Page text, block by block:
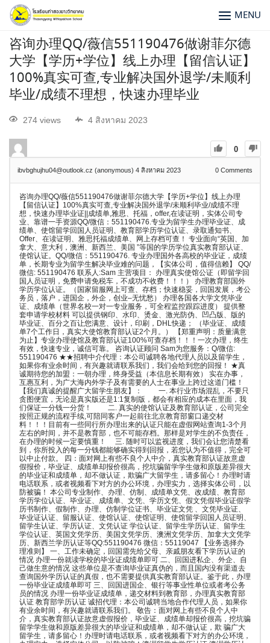
MENU
咨询办理QQ/薇信551190476做谢菲尔德
大学【学历+学位】线上办理【留信认证】
100%真实可查,专业解决国外退学/未顺利
毕业/成绩不理想，快速办理毕业
274 views 4 สิงหาคม 2023
0
ibvbghujhu04@outlook.cz (anonymous) 4 สิงหาคม 2023 0 Comments
咨询办理QQ/薇信551190476做谢菲尔德大学【学历+学位】线上办理
【留信认证】100%真实可查,专业解决国外退学/未顺利毕业/成绩不理
想，快速办理毕业证||成绩单,雅思、托福，offer,在读证明，实体公司专
业、靠谱一手资源QQ/微信：551190476.专业为留学生办理毕业证、成
绩单、使馆留学回国人员证明、教育部学历学位认证、录取通知书、
Offer、在读证明、雅思托福成绩单、网上存档可查！ 专业面向“英国、加
拿大、意大利，澳洲、新西兰、美国 ”等国的学历学位真实教育部认证、
使馆认证。QQ/微信：551190476. 专业办理国外各高校的毕业证，成绩
单，长期专业为留学生解决毕业难的问题，【实体公司，值得信赖】 QQ/
微信: 551190476 联系人:Sam 主营项目： 办理真实使馆公证（即留学回
国人员证明，免费申请免税车，不成功不收费！！！） 办理教育部国外
学历学位认证。（国家留服网上可查、存档；快速稳妥，回国发展，考公
务员，落户，进国企，外企，创业–无忧愁） 办理各国各大学文凭毕业
证、成绩单（世界名校一对一专业服务，可全程监控跟踪进度） 提供整
套申请学校材料 可以提供钢印、水印、烫金、激光防伪、凹凸版、版的
毕业证、百分之百让您满意、设计，印刷，DHL快递； （毕业证、成绩
单7个工作日，真实大使馆教育部认证2个月。） 【郑重声明：质量满意
为止】专业办理使馆及教育部认证100%可查存档！！！一次办理，终生
有效，快速专业，诚信可靠。 咨询认证顾问 Sam为您服务：Q/微信:
551190476 ★★招聘中介代理：本公司诚聘各地代理人员以及留学生，
如果你有业余时间，有兴趣就请联系我们，我们会给到您的回报！ ★真
诚期待您的加盟：一朝办理，终身受益（本信息长期有效） 实在办事，
互惠互利，为广大海内外学子及有需要的人士在事业上跨过这道门槛！
【我们真诚的提醒广大留学生朋友】： 一. 本行业市场混乱，不要只
贪图便宜，无论是真实版还是1:1复制版，都会有相应的成本在里面，我
们保证一分钱一分货！ 二. 真实的使馆认证及教育部认证，公司完全
按照正规的流程手续,可陪同客户一起前往北京教育部窗口递交材
料！！！目前有一些同行所办理出来的认证只能在虚假网站查询1-3个月
左右的时间，并不是教育部，也不可能存档。那样是对学生的不负责任，
在办理的时候一定要慎重！ 三. 随时可以监视进度，我们会让您清楚看
到，你所投入的每一分钱都能够确实得到回报，若您认为不值得，完全可
以中止付款。 四：面对网上有些不良个人中介，真实教育部认证故意虚
假报价，毕业证、成绩单却报价很高，挖坑骗留学学生做和原版差异很大
的毕业证和成绩单，却不做认证，欺骗广大留学生，请多留心！办理时请
电话联系，或者视频看下对方的办公环境，办理实力，选择实体公司，以
防被骗！ 本公司专业制作、办理、仿制、成绩单文凭、改成绩、教育部
学历学位认证、毕业证、成绩单、文凭、学历文凭、假文凭假毕业证假学
历书制作、假制作、办理、仿制学位证书、毕业证文凭 、文凭毕业证、
毕业证认证、留服认证、使馆认证、使馆证明、使馆留学回国人员证明、
留学生认证、学历认证、文凭认证 学位认证、留学生学历认证、留学生
学位认证、英国文凭学历、美国文凭学历、澳洲文凭学历、加拿大文凭学
历、新西兰学历认证等QQ:551190476 微信：55119047 【业务选择办
理准则】 一、工作未确定，回国需先给父母、亲戚朋友看下学历认证的
情况 办理一份就读学校的毕业证成绩单即可 二、回国进私企、外企、自
己做生意的情况 这些单位是不查询毕业证真伪的，而且国内没有渠道去
查询国外学历认证的真假，也不需要提供真实教育部认证。鉴于此，办理
一份毕业证成绩单即可 三、回国进国企、银行等事业性单位或者考公务
员的情况 办理一份毕业证成绩单，递交材料到教育部，办理真实教育部
认证 教育部学历认证 诚招代理：本公司诚聘当地合作代理人员，如果你
有业余时间，有兴趣就请联系我们。 敬告：面对网上有些不良个人中
介，真实教育部认证故意虚假报价，毕业证、成绩单却报价很高，挖坑骗
留学学生做和原版差异很大的毕业证和成绩单，却不做认证，欺 骗广大
留学生，请多留心！办理时请电话联系，或者视频看下对方的办公环境，